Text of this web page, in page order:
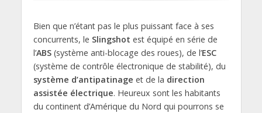
Bien que n’étant pas le plus puissant face à ses
concurrents, le Slingshot est équipé en série de
l’ABS(système anti-blocage des roues), de l’ESC
(système de contrôle électronique de stabilité), du
système d’antipatinage et de la direction
assistée électrique. Heureux sont les habitants
du continent d’Amérique du Nord qui pourrons se